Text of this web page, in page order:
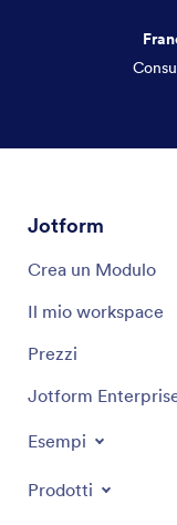
Jotform
Crea un Modulo
Il mio workspace
Prezzi
Jotform
Esempi
Prodotti